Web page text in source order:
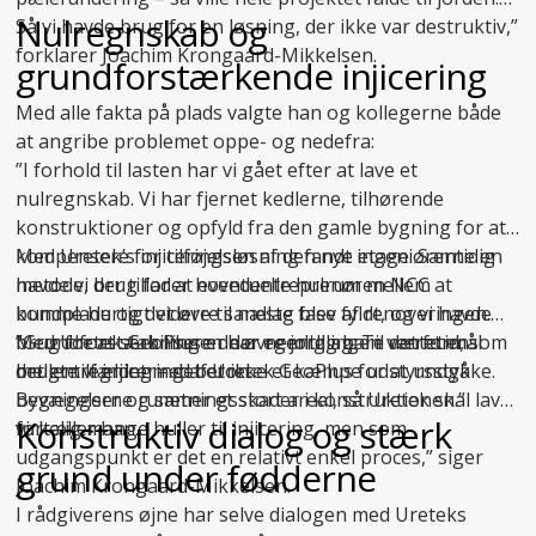
Så vi havde brug for en løsning, der ikke var destruktiv,”
forklarer Joachim Krongaard-Mikkelsen.
Nulregnskab og
grundforstærkende injicering
Med alle fakta på plads valgte han og kollegerne både
at angribe problemet oppe- og nedefra:
”I forhold til lasten har vi gået efter at lave et
nulregnskab. Vi har fjernet kedlerne, tilhørende
konstruktioner og opfyld fra den gamle bygning for at
kompensere for tilføjelsen af den nye etage. Samtidig
havde vi brug for at eventuelle hulrum mellem
bundplade og det øvre sandlag blev fyldt, og vi havde
brug for at stabilisere de øvre jordlag. Til det formål
brugte vi injicering af Uretek GeoPlus for at undgå
bevægelser og sætningsskader i konstruktionen.”
fortæller han.
Med Uretek’s injiceringsløsning fandt ingeniørerne en
metode, der tillader hovedentreprenøren NCC at
komme hurtigt videre til næste fase af renoveringen.
MedUretek GeoPluser der nemlig ingen ventetid, som
det er tilfældet med beton.
”Grundforstærkningen har egentlig bare været en
mellemregning – det er ikke et kæmpe udstyrsstykke.
Bygningerne rummer et stort areal, så Uretek skal lave
virkelig mange huller til injicering, men som
udgangspunkt er det en relativt enkel proces,” siger
Joachim Krongaard-Mikkelsen.
Konstruktiv dialog og stærk
grund under fødderne
I rådgiverens øjne har selve dialogen med Ureteks